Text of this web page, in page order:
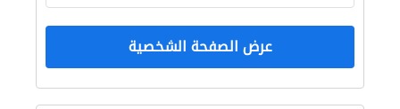
عرض الصفحة الشخصية